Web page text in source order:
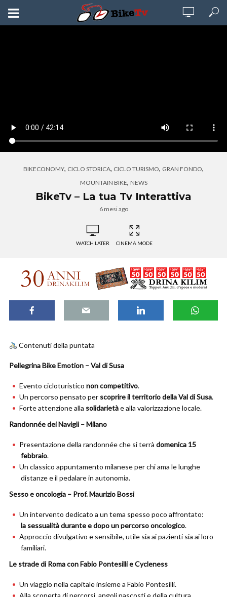
BIKECONOMY, CICLO STORICA, CICLO TURISMO, GRAN FONDO,
MOUNTAIN BIKE, NEWS
BikeTv – La tua Tv Interattiva
6 mesi ago
WATCH LATER CINEMA MODE
Contenuti della puntata
Pellegrina Bike Emotion – Val di Susa
Evento cicloturistico non competitivo.
Un percorso pensato per scoprire il territorio della Val di Susa.
Forte attenzione alla solidarietàe alla valorizzazione locale.
Randonnée dei Navigli – Milano
Presentazione della randonnée che si terrà domenica 15
febbraio.
Un classico appuntamento milanese per chi ama le lunghe
distanze e il pedalare in autonomia.
Sesso e oncologia – Prof. Maurizio Bossi
Un intervento dedicato a un tema spesso poco affrontato:
la sessualità durante e dopo un percorso oncologico.
Approccio divulgativo e sensibile, utile sia ai pazienti sia ai loro
familiari.
Le strade di Roma con Fabio Pontesilli e Cycleness
Un viaggio nella capitale insieme a Fabio Pontesilli.